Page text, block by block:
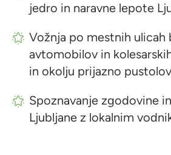
jedro in naravne lepote
Vožnja po mestnih ulicah
avtomobilov in
in okolju prijazno
Spoznavanje zgodovine
Ljubljane z lokalnim